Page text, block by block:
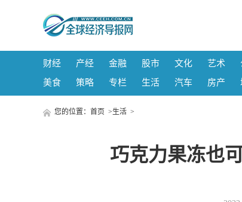
财经 产经 金融 股市 文化 艺术
美食
策略 专栏 生活 汽车 房产
您的位置： 首页 >生活 >
巧克力果冻也